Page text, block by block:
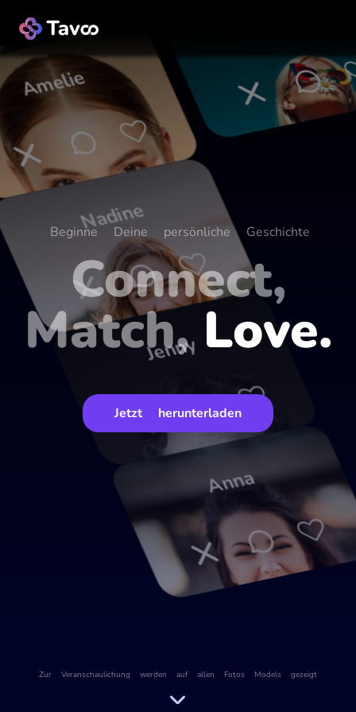
Amelie
Nadine
Jenny
Anna
Beginne Deine persönliche Geschichte
Connect,
Match,Love.
Jetzt herunterladen
Zur Veranschaulichung werden auf allen Fotos Models gezeigt